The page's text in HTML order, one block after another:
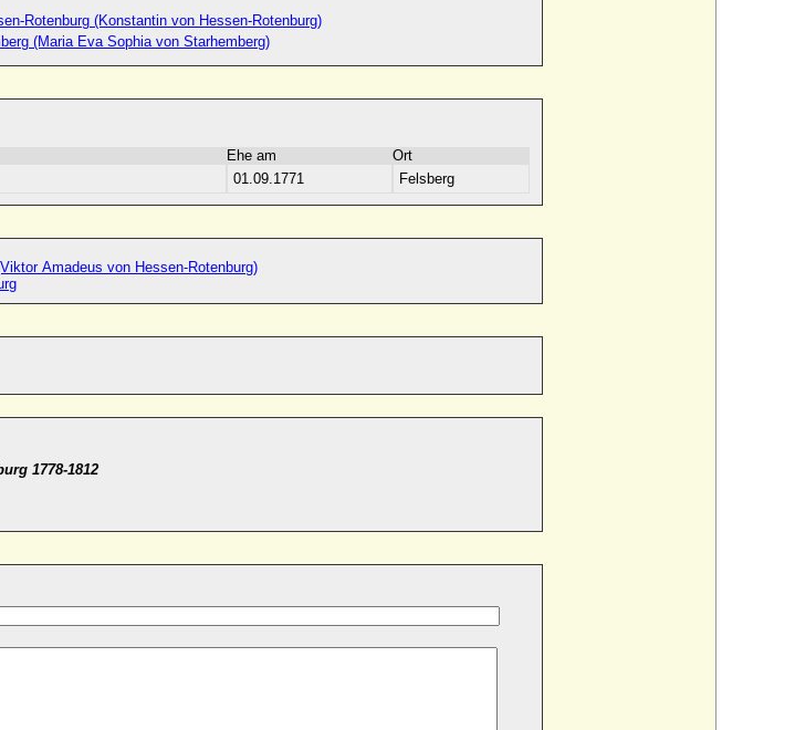
Rotenburg (Konstantin von Hessen-Rotenburg)
(Maria Eva Sophia von Starhemberg)
Ehe am
Ort
01.09.1771 Felsberg
Amadeus von Hessen-Rotenburg)
1778-1812